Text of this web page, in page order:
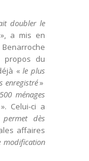
doubler le
a mis en
propos du
«le plus
enregistré»
ménages
». Celui-ci a
dès
affaires
modification